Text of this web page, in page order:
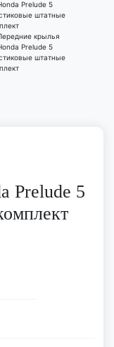
Prelude 5